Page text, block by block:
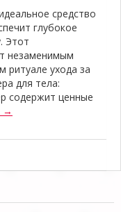
средство
глубокое
Этот
незаменимым
ухода за
для тела:
содержит ценные
→